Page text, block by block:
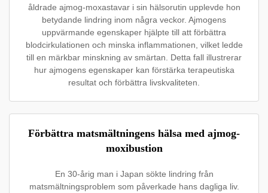
åldrade ajmog-moxastavar i sin hälsorutin upplevde hon
betydande lindring inom några veckor. Ajmogens
uppvärmande egenskaper hjälpte till att förbättra
blodcirkulationen och minska inflammationen, vilket ledde
till en märkbar minskning av smärtan. Detta fall illustrerar
hur ajmogens egenskaper kan förstärka terapeutiska
resultat och förbättra livskvaliteten.
Förbättra matsmältningens hälsa med ajmog-
moxibustion
En 30-årig man i Japan sökte lindring från
matsmältningsproblem som påverkade hans dagliga liv.